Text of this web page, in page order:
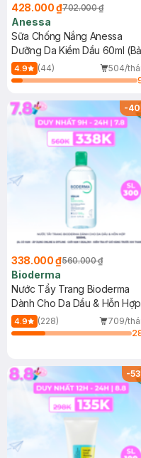
428.000 ₫702.000 ₫
Anessa
Sữa Chống Nắng Anessa
Dưỡng Da Kiềm Dầu 60ml
Mới)
4.9 (44)
504/
-40
338.000 ₫560.000 ₫
Bioderma
Nước Tẩy Trang Bioderma
Dành Cho Da Dầu & Hỗn Hợp
500ml
4.9 (228)
709/
-53